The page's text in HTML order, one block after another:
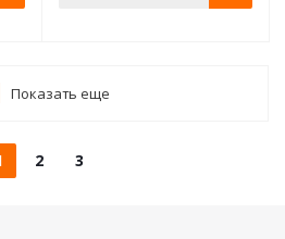
Показать еще
2 3